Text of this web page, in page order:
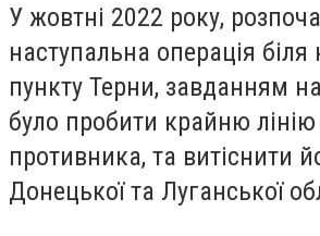
У жовтні 2022 року,
наступальна операція біля
пункту Терни, завданням
було пробити крайню
противника, та витіснити
Донецької та Луганської